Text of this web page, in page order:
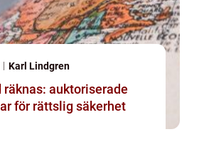
Karl Lindgren
räknas: auktoriserade
för rättslig säkerhet